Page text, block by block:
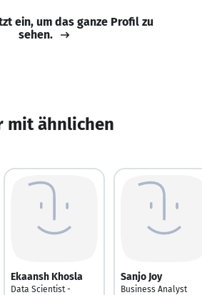
ein, um das ganze Profil zu
sehen.
mit ähnlichen
Ekaansh Khosla
Data Scientist -
Sanjo Joy
Business Analyst